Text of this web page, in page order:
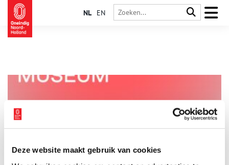
Deze website maakt gebruik van cookies
NL EN